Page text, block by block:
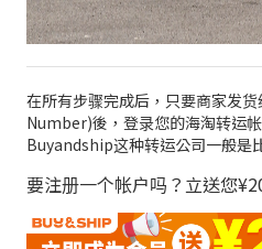
在所有步骤完成后，只要商家发
Number)後，登录您的海淘转运
Buyandship这种转运公司一般是
要注册一个帐户吗？立送您